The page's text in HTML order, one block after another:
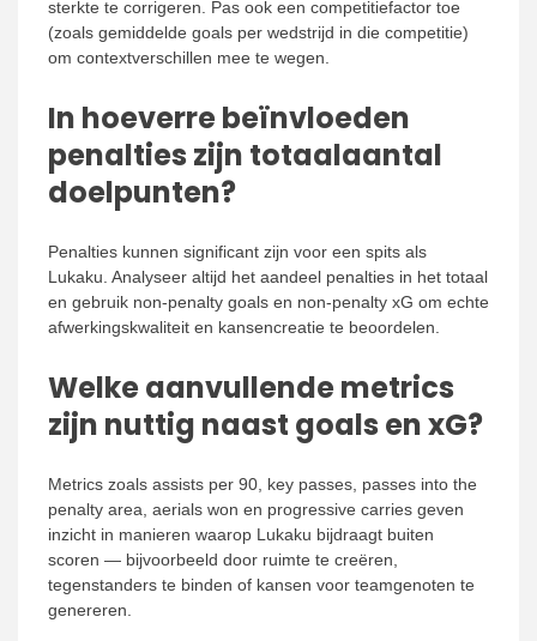
sterkte te corrigeren. Pas ook een competitiefactor toe
(zoals gemiddelde goals per wedstrijd in die competitie)
om contextverschillen mee te wegen.
In hoeverre beïnvloeden
penalties zijn totaalaantal
doelpunten?
Penalties kunnen significant zijn voor een spits als
Lukaku. Analyseer altijd het aandeel penalties in het totaal
en gebruik non-penalty goals en non-penalty xG om echte
afwerkingskwaliteit en kansencreatie te beoordelen.
Welke aanvullende metrics
zijn nuttig naast goals en xG?
Metrics zoals assists per 90, key passes, passes into the
penalty area, aerials won en progressive carries geven
inzicht in manieren waarop Lukaku bijdraagt buiten
scoren — bijvoorbeeld door ruimte te creëren,
tegenstanders te binden of kansen voor teamgenoten te
genereren.